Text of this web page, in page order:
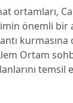
ortamları,
önemli bir
Ortam